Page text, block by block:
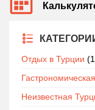
Отдых в Турции
Неизвестная